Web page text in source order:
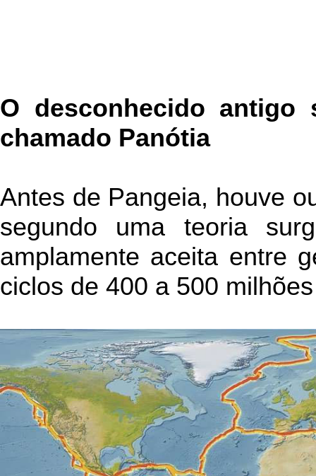
O desconhecido antigo
chamado Panótia
Antes de Pangeia, houve
segundo uma teoria
amplamente aceita entre
ciclos de 400 a 500